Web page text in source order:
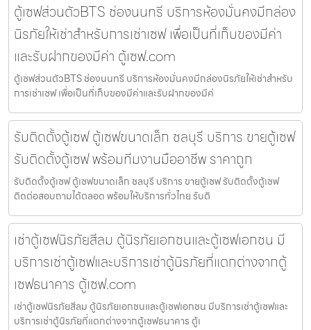
ตู้เซฟส่วนตัวBTS ช่องนนทรี บริการห้องมั่นคงมีกล่อง
นิรภัยให้เช่าสำหรับการเช่าเซฟ เพื่อเป็นที่เก็บของมีค่า
และรับฝากของมีค่า ตู้เซฟ.com
ตู้เซฟส่วนตัวBTS ช่องนนทรี บริการห้องมั่นคงมีกล่องนิรภัยให้เช่าสำหรับ
การเช่าเซฟ เพื่อเป็นที่เก็บของมีค่าและรับฝากของมีค่
รับติดตั้งตู้เซฟ ตู้เซฟขนาดเล็ก ชลบุรี บริการ ขายตู้เซฟ
รับติดตั้งตู้เซฟ พร้อมทีมงานมืออาชีพ ราคาถูก
รับติดตั้งตู้เซฟ ตู้เซฟขนาดเล็ก ชลบุรี บริการ ขายตู้เซฟ รับติดตั้งตู้เซฟ
ติดต่อสอบถามได้ตลอด พร้อมให้บริการทั่วไทย รับติ
เช่าตู้เซฟนิรภัยสีลม ตู้นิรภัยเอกชนและตู้เซฟเอกชน มี
บริการเช่าตู้เซฟและบริการเช่าตู้นิรภัยที่แตกต่างจากตู้
เซฟธนาคาร ตู้เซฟ.com
เช่าตู้เซฟนิรภัยสีลม ตู้นิรภัยเอกชนและตู้เซฟเอกชน มีบริการเช่าตู้เซฟและ
บริการเช่าตู้นิรภัยที่แตกต่างจากตู้เซฟธนาคาร ตู้เ